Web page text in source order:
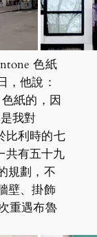
色紙
，他說：
紙的，因
我對
比利時的七
共有五十九
規劃，不
壁、掛飾
重遇布魯